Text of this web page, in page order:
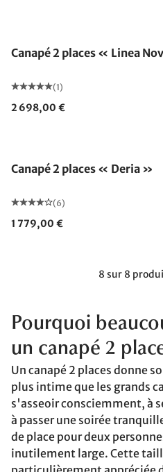
Canapé 2 places « Linea
(1)
2 698,00 €
Canapé 2 places « Deria »
(6)
1 779,00 €
8 sur 8
Pourquoi
un canapé 2
Un canapé 2 places donne
plus intime que les grands
s'asseoir consciemment, à
à passer une soirée
de place pour deux
inutilement large. Cette